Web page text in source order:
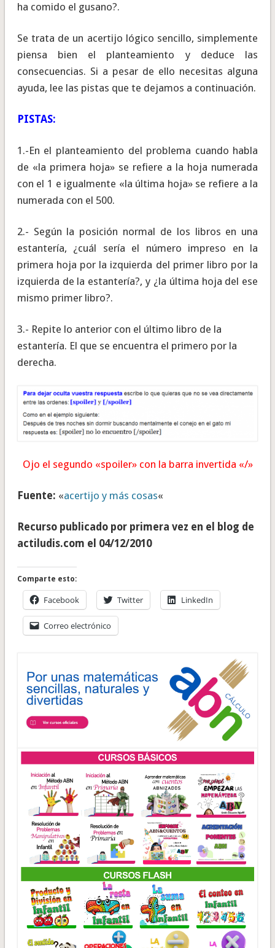
ha comido el gusano?.
Se trata de un acertijo lógico sencillo, simplemente
piensa bien el planteamiento y deduce las
consecuencias. Si a pesar de ello necesitas alguna
ayuda, lee las pistas que te dejamos a continuación.
PISTAS:
1.-En el planteamiento del problema cuando habla
de «la primera hoja» se refiere a la hoja numerada
con el 1 e igualmente «la última hoja» se refiere a la
numerada con el 500.
2.- Según la posición normal de los libros en una
estantería, ¿cuál sería el número impreso en la
primera hoja por la izquierda del primer libro por la
izquierda de la estantería?, y ¿la última hoja del ese
mismo primer libro?.
3.- Repite lo anterior con el último libro de la
estantería. El que se encuentra el primero por la
derecha.
Ojo el segundo «spoiler» con la barra invertida «/»
Fuente: «acertijo y más cosas«
Recurso publicado por primera vez en el blog de
actiludis.com el 04/12/2010
Comparte esto:
Facebook Twitter LinkedIn
Correo electrónico